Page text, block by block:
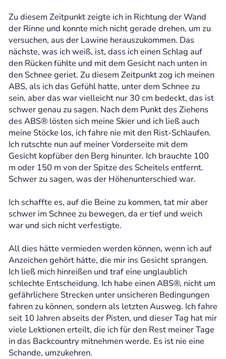
Zu diesem Zeitpunkt zeigte ich in Richtung der Wand
der Rinne und konnte mich nicht gerade drehen, um zu
versuchen, aus der Lawine herauszukommen. Das
nächste, was ich weiß, ist, dass ich einen Schlag auf
den Rücken fühlte und mit dem Gesicht nach unten in
den Schnee geriet. Zu diesem Zeitpunkt zog ich meinen
ABS, als ich das Gefühl hatte, unter dem Schnee zu
sein, aber das war vielleicht nur 30 cm bedeckt, das ist
schwer genau zu sagen. Nach dem Punkt des Ziehens
des ABS® lösten sich meine Skier und ich ließ auch
meine Stöcke los, ich fahre nie mit den Rist-Schlaufen.
Ich rutschte nun auf meiner Vorderseite mit dem
Gesicht kopfüber den Berg hinunter. Ich brauchte 100
m oder 150 m von der Spitze des Scheitels entfernt.
Schwer zu sagen, was der Höhenunterschied war.
Ich schaffte es, auf die Beine zu kommen, tat mir aber
schwer im Schnee zu bewegen, da er tief und weich
war und sich nicht verfestigte.
All dies hätte vermieden werden können, wenn ich auf
Anzeichen gehört hätte, die mir ins Gesicht sprangen.
Ich ließ mich hinreißen und traf eine unglaublich
schlechte Entscheidung. Ich habe einen ABS®, nicht um
gefährlichere Strecken unter unsicheren Bedingungen
fahren zu können, sondern als letzten Ausweg. Ich fahre
seit 10 Jahren abseits der Pisten, und dieser Tag hat mir
viele Lektionen erteilt, die ich für den Rest meiner Tage
in das Backcountry mitnehmen werde. Es ist nie eine
Schande, umzukehren.